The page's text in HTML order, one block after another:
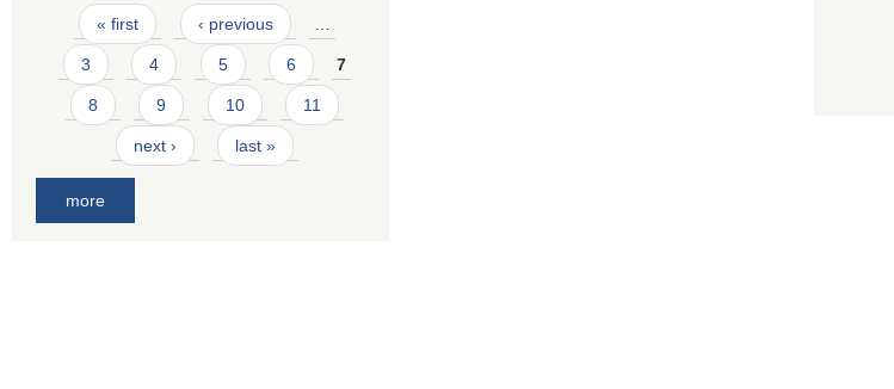
Pages
« first ‹ previous
3 4 5 6 7
8 9 10 11
next › last »
more